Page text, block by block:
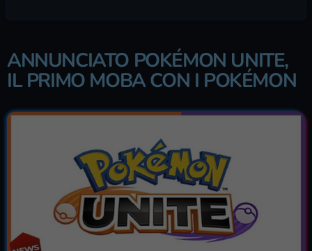
ANNUNCIATO POKÉMON UNITE,
IL PRIMO MOBA CON I POKÉMON